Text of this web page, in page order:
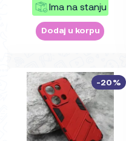
Ima na stanju
Dodaj u korpu
-20%